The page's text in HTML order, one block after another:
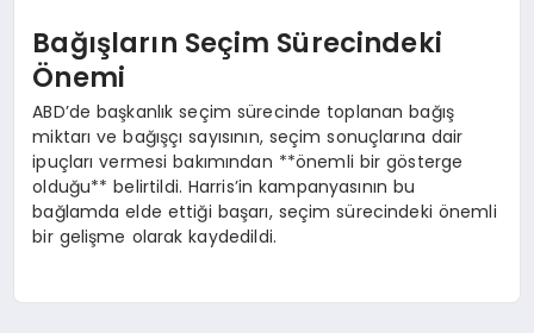
Bağışların Seçim Sürecindeki
Önemi
ABD’de başkanlık seçim sürecinde toplanan bağış
miktarı ve bağışçı sayısının, seçim sonuçlarına dair
ipuçları vermesi bakımından **önemli bir gösterge
olduğu** belirtildi. Harris’in kampanyasının bu
bağlamda elde ettiği başarı, seçim sürecindeki önemli
bir gelişme olarak kaydedildi.